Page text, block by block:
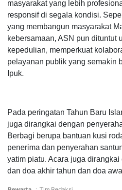
masyarakat yang lebih
responsif di segala kondisi.
yang membangun masyarakat
kebersamaan, ASN pun dituntut
kepedulian, memperkuat
pelayanan publik yang semakin
Ipuk.
Pada peringatan Tahun Baru
juga dirangkai dengan
Berbagi berupa bantuan kusi
penerima dan penyerahan
yatim piatu. Acara juga
dan doa akhir tahun dan doa